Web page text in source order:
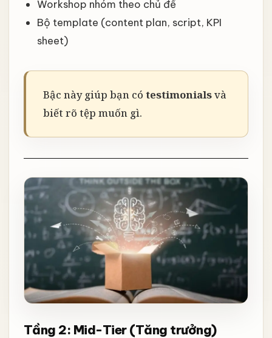
Workshop nhóm theo chủ đề
Bộ template (content plan, script, KPI
sheet)
Bậc này giúp bạn có testimonialsvà
biết rõ tệp muốn gì.
Tầng 2: Mid-Tier (Tăng trưởng)